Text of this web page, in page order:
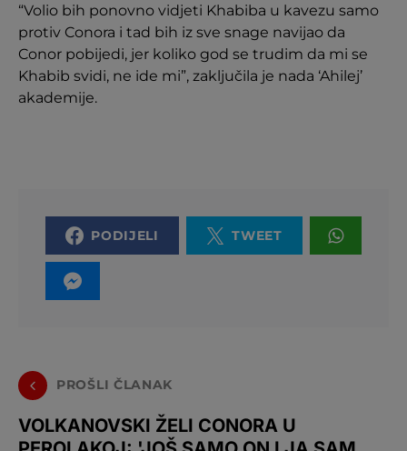
“Volio bih ponovno vidjeti Khabiba u kavezu samo
protiv Conora i tad bih iz sve snage navijao da
Conor pobijedi, jer koliko god se trudim da mi se
Khabib svidi, ne ide mi”, zaključila je nada ‘Ahilej’
akademije.
PODIJELI TWEET
PROŠLI ČLANAK
VOLKANOVSKI ŽELI CONORA U